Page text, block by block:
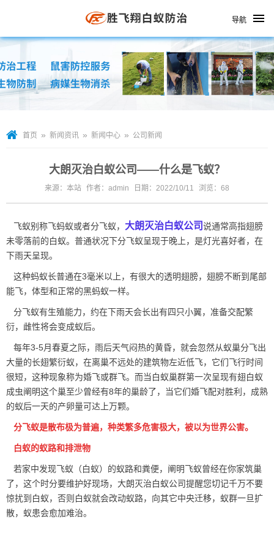
导航
首页 » 新闻资讯 » 新闻中心 » 公司新闻
大朗灭治白蚁公司——什么是飞蚁？
来源：本站 作者：admin 日期：2022/10/11 浏览： 68
飞蚁别称飞蚂蚁或者分飞蚁， 大朗灭治白蚁公司说通常高指翅膀
未零落前的白蚁。普通状况下分飞蚁呈现于晚上，是灯光喜好者，在
下雨天呈现。
这种蚂蚁长普通在3毫米以上，有很大的透明翅膀，翅膀不断到尾部
能飞，体型和正常的黑蚂蚁一样。
分飞蚁有生殖能力，约在下雨天会长出有四只小翼，准备交配繁
衍，雌性将会变成蚁后。
每年3-5月春夏之际，雨后天气闷热的黄昏，就会忽然从蚁巢分飞出
大量的长翅繁衍蚁，在离巢不远处的建筑物左近低飞，它们飞行时间
很短，这种现象称为婚飞或群飞。而当白蚁巢群第一次呈现有翅白蚁
成虫阐明这个巢至少曾经有8年的巢龄了，当它们婚飞配对胜利，成熟
的蚁后一天的产卵量可达上万颗。
分飞蚁是散布极为普遍，种类繁多危害极大，被以为世界公害。
白蚁的蚁路和排泄物
若家中发现飞蚁（白蚁）的蚁路和粪便，阐明飞蚁曾经在你家筑巢
了，这个时分要维护好现场，大朗灭治白蚁公司提醒您切记千万不要
惊扰到白蚁，否则白蚁就会改动蚁路，向其它中央迁移，蚁群一旦扩
散，蚁患会愈加难治。